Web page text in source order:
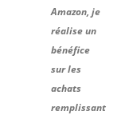
Amazon, je
réalise un
bénéfice
sur les
achats
remplissant